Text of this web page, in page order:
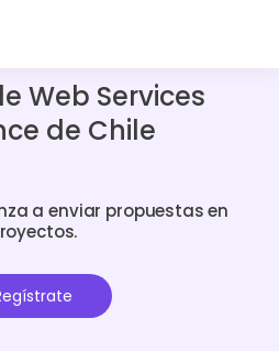
Web Services
de Chile
a enviar propuestas en